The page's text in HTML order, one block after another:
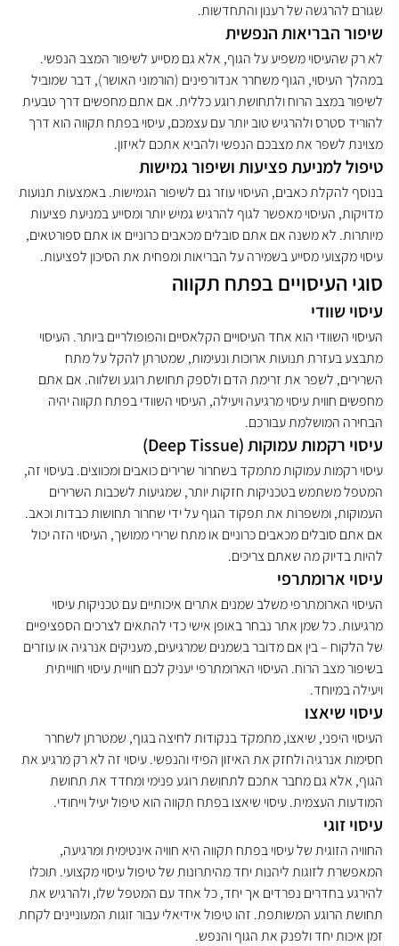
שגורם להרגשה של רענון והתחדשות.
שיפור הבריאות הנפשית
לא רק שהעיסוי משפיע על הגוף, אלא גם מסייע לשיפור המצב הנפשי.
במהלך העיסוי, הגוף משחרר אנדורפינים (הורמוני האושר), דבר שמוביל
לשיפור במצב הרוח ולתחושת רוגע כללית. אם אתם מחפשים דרך טבעית
להוריד סטרס ולהרגיש טוב יותר עם עצמכם, עיסוי בפתח תקווה הוא דרך
מצוינת לשפר את מצבכם הנפשי ולהביא אתכם לאיזון.
טיפול למניעת פציעות ושיפור גמישות
בנוסף להקלת כאבים, העיסוי עוזר גם לשיפור הגמישות. באמצעות תנועות
מדויקות, העיסוי מאפשר לגוף להרגיש גמיש יותר ומסייע במניעת פציעות
מיותרות. לא משנה אם אתם סובלים מכאבים כרוניים או אתם ספורטאים,
עיסוי מקצועי מסייע בשמירה על הבריאות ומפחית את הסיכון לפציעות.
סוגי העיסויים בפתח תקווה
עיסוי שוודי
העיסוי השוודי הוא אחד העיסויים הקלאסיים והפופולריים ביותר. העיסוי
מתבצע בעזרת תנועות ארוכות ונעימות, שמטרתן להקל על מתח
השרירים, לשפר את זרימת הדם ולספק תחושת רוגע ושלווה. אם אתם
מחפשים חווית עיסוי מרגיעה ויעילה, העיסוי השוודי בפתח תקווה יהיה
הבחירה המושלמת עבורכם.
עיסוי רקמות עמוקות (Deep Tissue)
עיסוי רקמות עמוקות מתמקד בשחרור שרירים כואבים ומכווצים. בעיסוי זה,
המטפל משתמש בטכניקות חזקות יותר, שמגיעות לשכבות השרירים
העמוקות, ומשפרות את תפקוד הגוף על ידי שחרור תחושות כבדות וכאב.
אם אתם סובלים מכאבים כרוניים או מתח שרירי ממושך, העיסוי הזה יכול
להיות בדיוק מה שאתם צריכים.
עיסוי ארומתרפי
העיסוי הארומתרפי משלב שמנים אתרים איכותיים עם טכניקות עיסוי
מרגיעות. כל שמן אתר נבחר באופן אישי כדי להתאים לצרכים הספציפיים
של הלקוח – בין אם מדובר בשמנים שמרגיעים, מעניקים אנרגיה או עוזרים
בשיפור מצב הרוח. העיסוי הארומתרפי יעניק לכם חוויית עיסוי חווייתית
ויעילה במיוחד.
עיסוי שיאצו
העיסוי היפני, שיאצו, מתמקד בנקודות לחיצה בגוף, שמטרתן לשחרר
חסימות אנרגיה ולחזק את האיזון הפיזי והנפשי. עיסוי זה לא רק מרגיע את
הגוף, אלא גם מחבר אתכם לתחושת רוגע פנימי ומחדד את תחושת
המודעות העצמית. עיסוי שיאצו בפתח תקווה הוא טיפול יעיל וייחודי.
עיסוי זוגי
החוויה הזוגית של עיסוי בפתח תקווה היא חוויה אינטימית ומרגיעה,
המאפשרת לזוגות ליהנות יחד מהיתרונות של טיפול עיסוי מקצועי. תוכלו
להירגע בחדרים נפרדים אך יחד, כל אחד עם המטפל שלו, ולהרגיש את
תחושת הרוגע המשותפת. זהו טיפול אידיאלי עבור זוגות המעוניינים לקחת
זמן איכות יחד ולפנק את הגוף והנפש.